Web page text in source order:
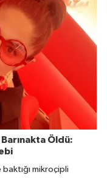
Barınakta Öldü:
baktığı mikroçipli